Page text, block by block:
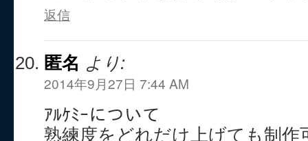
返信
匿名 より:
2014年9月27日 7:44 AM
ｱﾙｹﾐｰについて
熟練度をどれだけ上げても制作